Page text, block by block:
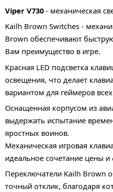
Viper V730 - механическая
Kailh Brown Switches -
Brown обеспечивают
Вам преимущество в игре.
Красная LED подсветка
освещения, что делает
вариантом для геймеров
Оснащенная корпусом из
выдержать испытание
яростных воинов.
Механическая игровая
идеальное сочетание цены и
Переключатели Kailh Brown
точный отклик, благодаря